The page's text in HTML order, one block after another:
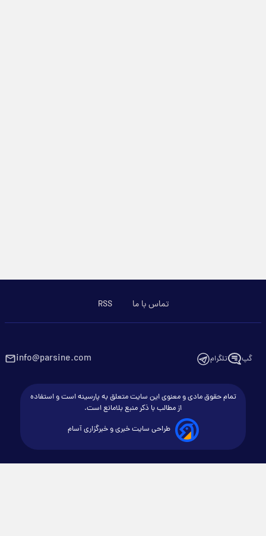
تماس با ما RSS
گپ تلگرام info@parsine.com
تمام حقوق مادی و معنوی این سایت متعلق به پارسینه است و استفاده
از مطالب با ذکر منبع بلامانع است.
طراحی سایت خبری و خبرگزاری آسام